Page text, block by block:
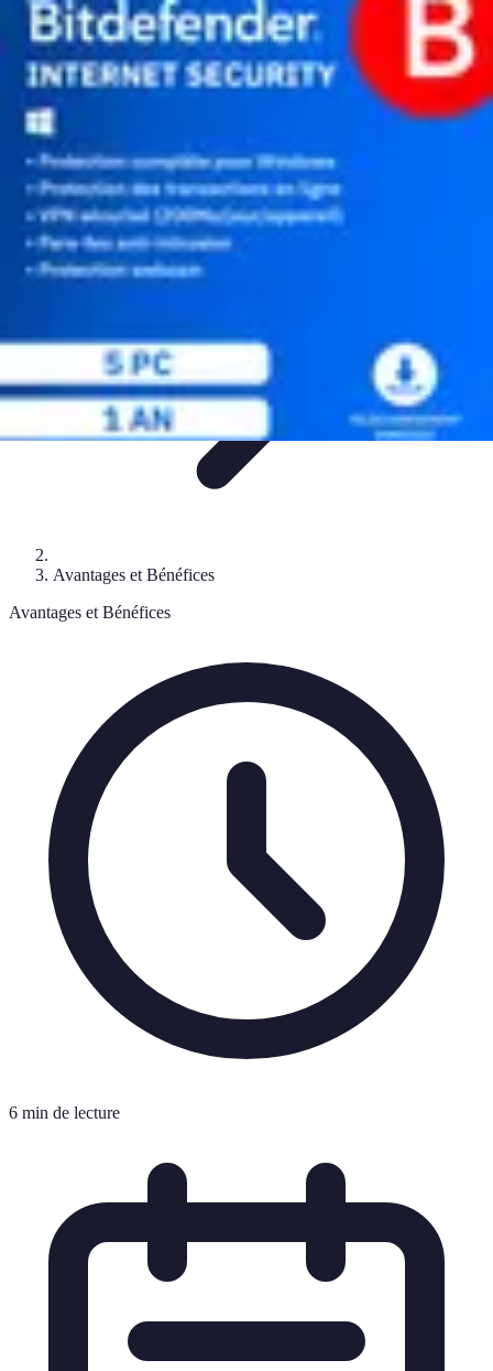
Toner Écologique
EnvironnementComprendre les tonersAvantages des tonersGuide
d'achatChoix et Comparaison
Toner Écologique
Avantages et Bénéfices
Avantages et Bénéfices
6 min de lecture